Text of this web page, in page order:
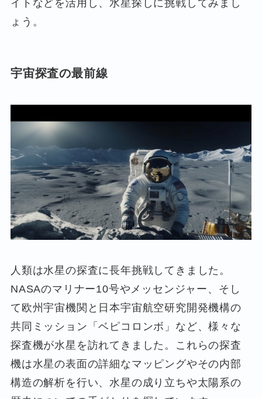
イトなどを活用し、水星探しに挑戦してみまし
ょう。
宇宙探査の最前線
人類は水星の探査に長年挑戦してきました。
NASAのマリナー10号やメッセンジャー、そし
て欧州宇宙機関と日本宇宙航空研究開発機構の
共同ミッション「ベピコロンボ」など、様々な
探査機が水星を訪れてきました。これらの探査
機は水星の表面の詳細なマッピングやその内部
構造の解析を行い、水星の成り立ちや太陽系の